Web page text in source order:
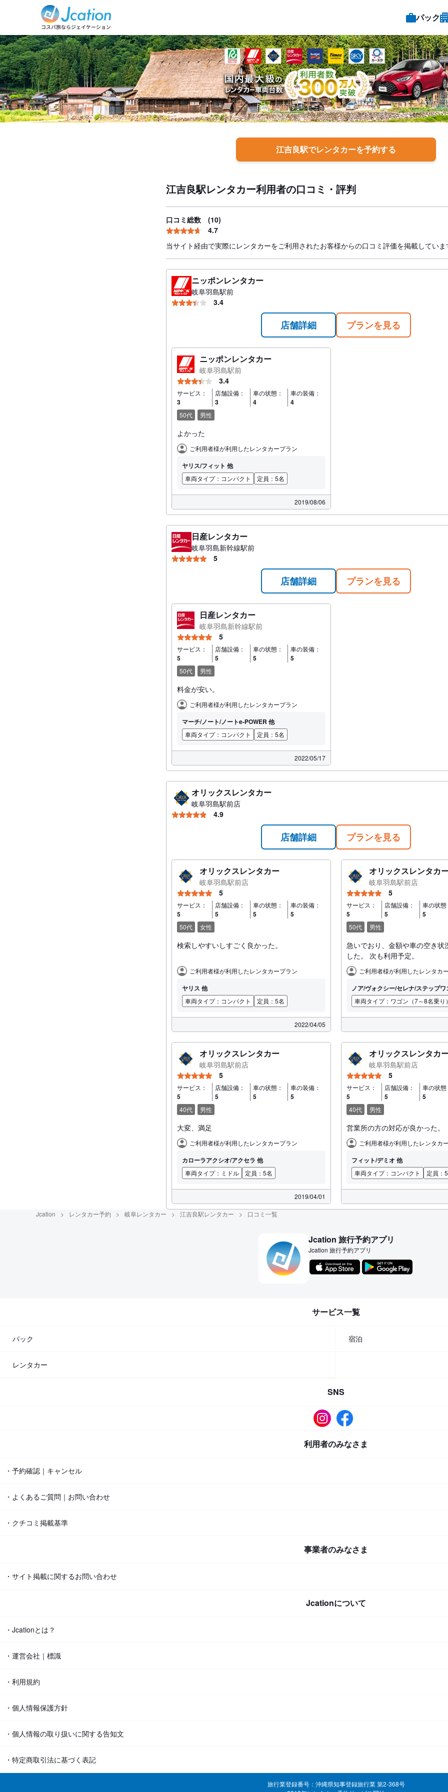
パック
江吉良駅でレンタカーを予約する
江吉良駅レンタカー利用者の口コミ・評判
口コミ総数
(10)
4.7
当サイト経由で実際にレンタカーをご利用されたお客様からの口コミ評価を掲載していま
ニッポンレンタカー
岐阜羽島駅前
3.4
店舗詳細 プランを見る
ニッポンレンタカー
岐阜羽島駅前
3.4
サービス：
3
店舗設備：
3
車の状態：
4
車の装備：
4
50代 男性
よかった
ご利用者ご利用者様が利用したレンタカープラン
ヤリス/フィット 他
車両タイプ：コンパクト 定員：5名
2019/08/06
日産レンタカー
岐阜羽島新幹線駅前
5
店舗詳細 プランを見る
日産レンタカー
岐阜羽島新幹線駅前
5
サービス：
5
店舗設備：
5
車の状態：
5
車の装備：
5
50代 男性
料金が安い。
ご利用者ご利用者様が利用したレンタカープラン
マーチ/ノート/ノートe-POWER 他
車両タイプ：コンパクト 定員：5名
2022/05/17
オリックスレンタカー
岐阜羽島駅前店
4.9
店舗詳細 プランを見る
オリックスレンタカー
岐阜羽島駅前店
5
サービス：
5
店舗設備：
5
車の状態：
5
車の装備：
5
50代 女性
検索しやすいしすごく良かった。
ご利用者ご利用者様が利用したレンタカープラン
ヤリス 他
車両タイプ：コンパクト 定員：5名
2022/04/05
オリックスレンタカ
岐阜羽島駅前店
5
サービス：
5
店舗設備：
5
車の状態
5
50代 男性
急いでおり、金額や車の空き状
した。 次も利用予定。
ご利用者ご利用者様が利用したレンタカ
ノア/ヴォクシー/セレナ/ステップワ
車両タイプ：ワゴン（7～8名乗り
オリックスレンタカー
岐阜羽島駅前店
5
サービス：
5
店舗設備：
5
車の状態：
5
車の装備：
5
40代 男性
大変、満足
ご利用者ご利用者様が利用したレンタカープラン
カローラアクシオ/アクセラ 他
車両タイプ：ミドル 定員：5名
2019/04/01
オリックスレンタカ
岐阜羽島駅前店
5
サービス：
5
店舗設備：
5
車の状態
5
40代 男性
営業所の方の対応が良かった。
ご利用者ご利用者様が利用したレンタカ
フィット/デミオ 他
車両タイプ：コンパクト 定員：
Jcation レンタカー予約 岐阜レンタカー 江吉良駅レンタカー 口コミ一覧
Jcation 旅行予約アプリ
Jcation 旅行予約アプリ
サービス一覧
パック 宿泊
レンタカー
SNS
利用者のみなさま
・予約確認｜キャンセル
・よくあるご質問｜お問い合わせ
・クチコミ掲載基準
事業者のみなさま
・サイト掲載に関するお問い合わせ
Jcationについて
・Jcationとは？
・運営会社｜標識
・利用規約
・個人情報保護方針
・個人情報の取り扱いに関する告知文
・特定商取引法に基づく表記
旅行業登録番号：沖縄県知事登録旅行業 第2-368号